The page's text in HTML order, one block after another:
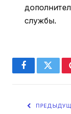
службы.
Facebook